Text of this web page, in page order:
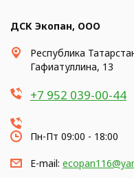
ДСК Экопан, ООО
Республика
Гафиатуллина, 13
+7 952 039-00-44
Пн-Пт 09:00 - 18:00
E-mail: